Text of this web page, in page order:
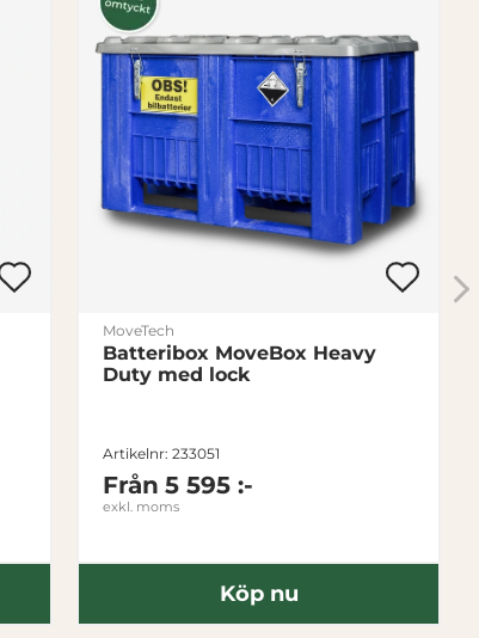
MoveTech
Batteribox MoveBox Heavy
Duty med lock
Artikelnr: 233051
Från 5 595 :-
exkl. moms
Köp nu